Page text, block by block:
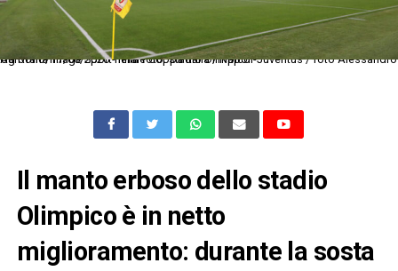
Ag Roma 17/06/2020 - finale Coppa Italia / Napoli-Juventus / foto Alessandro Garofalo/Image Sport nella foto: stadio Olimpico
Il manto erboso dello stadio
Olimpico è in netto
miglioramento: durante la sosta